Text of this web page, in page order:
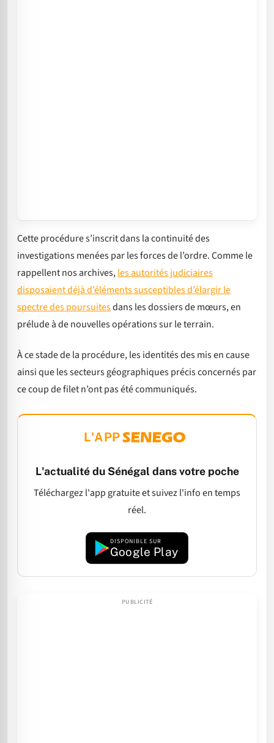
Cette procédure s’inscrit dans la continuité des
investigations menées par les forces de l’ordre. Comme le
rappellent nos archives,les autorités judiciaires
disposaient déjà d’éléments susceptibles d’élargir le
spectre des poursuitesdans les dossiers de mœurs, en
prélude à de nouvelles opérations sur le terrain.
À ce stade de la procédure, les identités des mis en cause
ainsi que les secteurs géographiques précis concernés par
ce coup de filet n’ont pas été communiqués.
L'APP
L'actualité du Sénégal dans votre poche
Téléchargez l'app gratuite et suivez l'info en temps
réel.
DISPONIBLE SUR
Google Play